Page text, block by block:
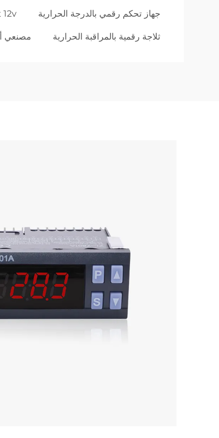
جهاز تحكم رقمي بالدرجة الحرارية
ثلاجة رقمية بالمراقبة الحرارية مصنعي